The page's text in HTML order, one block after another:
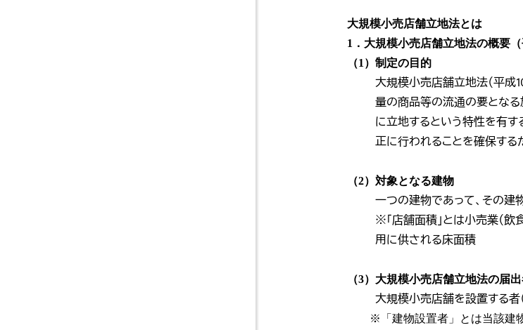
大規模小売店舗立地法とは
1．大規模小売店舗立地法の概要（
（1）制定の目的
大規模小売店舗立地法（平成
量の商品等の流通の要となる
に立地するという特性を有す
正に行われることを確保す
（2）対象となる建物
一つの建物であって、その建
※「店舗面積」とは小売業（
用に供される床面積
（3）大規模小売店舗立地法の届
大規模小売店舗を設置する者
※「建物設置者」とは当該建物